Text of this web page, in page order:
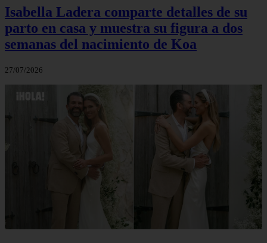
Isabella Ladera comparte detalles de su
parto en casa y muestra su figura a dos
semanas del nacimiento de Koa
27/07/2026